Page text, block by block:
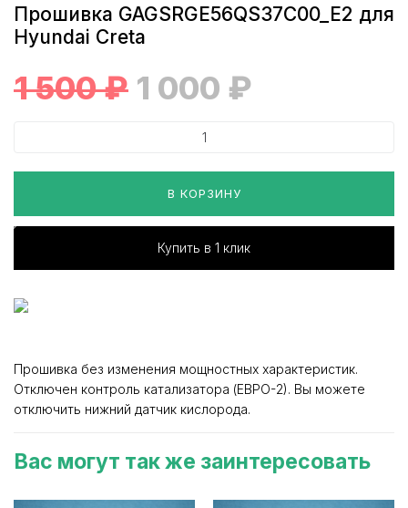
Прошивка GAGSRGE56QS37C00_E2 для
Hyundai Creta
1 500₽ 1 000 ₽
В КОРЗИНУ
Купить в 1 клик
Прошивка без изменения мощностных характеристик.
Отключен контроль катализатора (ЕВРО-2). Вы можете
отключить нижний датчик кислорода.
Вас могут так же заинтересовать